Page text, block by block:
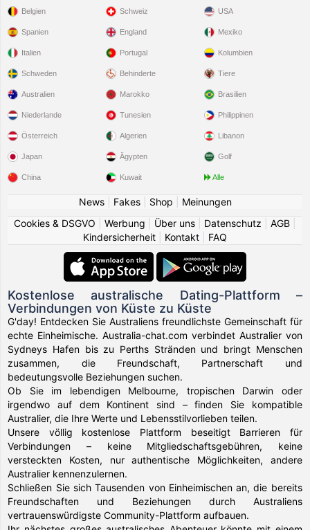
Belgien
Spanien
Italien
Schweden
Schweiz
England
Portugal
Behinderte
USA
Mexiko
Kolumbien
Tiere
Australien
Niederlande
Österreich
Japan
China
Marokko
Tunesien
Algerien
Ägypten
Kuwait
Brasilien
Philippinen
Libanon
Golf
Alle
News| Fakes| Shop
Meinungen
Cookies & DSGVO
Werbung Über uns Datenschutz AGB
Kindersicherheit
Kontakt FAQ
Kostenlose australische Dating-Plattform –
Verbindungen von Küste zu Küste
G'day! Entdecken Sie Australiens freundlichste Gemeinschaft für
echte Einheimische. Australia-chat.com verbindet Australier von
Sydneys Hafen bis zu Perths Stränden und bringt Menschen
zusammen, die Freundschaft, Partnerschaft und
bedeutungsvolle Beziehungen suchen.
Ob Sie im lebendigen Melbourne, tropischen Darwin oder
irgendwo auf dem Kontinent sind – finden Sie kompatible
Australier, die Ihre Werte und Lebensstilvorlieben teilen.
Unsere völlig kostenlose Plattform beseitigt Barrieren für
Verbindungen – keine Mitgliedschaftsgebühren, keine
versteckten Kosten, nur authentische Möglichkeiten, andere
Australier kennenzulernen.
Schließen Sie sich Tausenden von Einheimischen an, die bereits
Freundschaften und Beziehungen durch Australiens
vertrauenswürdigste Community-Plattform aufbauen.